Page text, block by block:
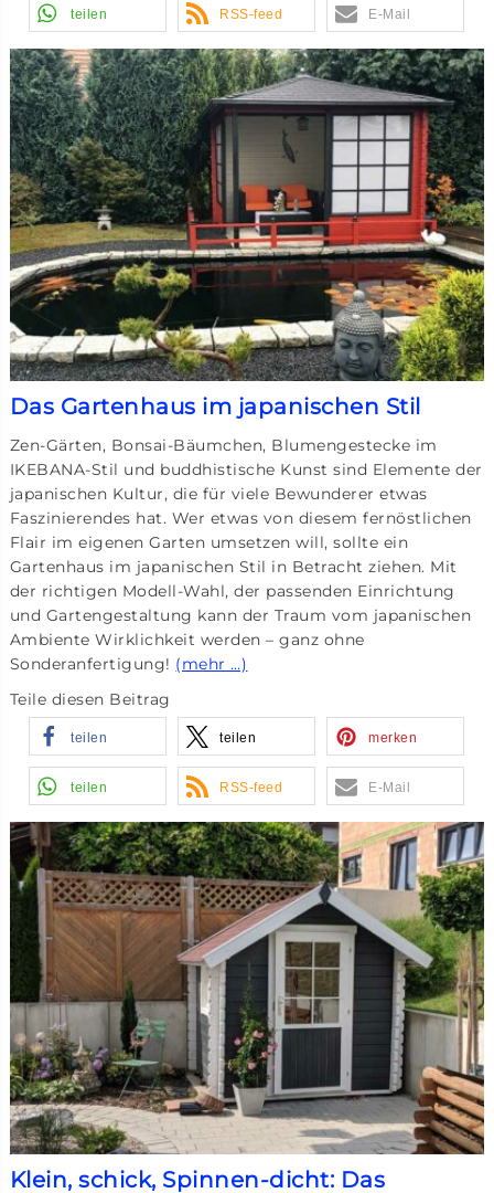
teilen RSS-feed E-Mail
Das Gartenhaus im japanischen Stil
Zen-Gärten, Bonsai-Bäumchen, Blumengestecke im
IKEBANA-Stil und buddhistische Kunst sind Elemente der
japanischen Kultur, die für viele Bewunderer etwas
Faszinierendes hat. Wer etwas von diesem fernöstlichen
Flair im eigenen Garten umsetzen will, sollte ein
Gartenhaus im japanischen Stil in Betracht ziehen. Mit
der richtigen Modell-Wahl, der passenden Einrichtung
und Gartengestaltung kann der Traum vom japanischen
Ambiente Wirklichkeit werden – ganz ohne
Sonderanfertigung! (mehr …)
Teile diesen Beitrag
teilen teilen merken
teilen RSS-feed E-Mail
Klein, schick, Spinnen-dicht: Das